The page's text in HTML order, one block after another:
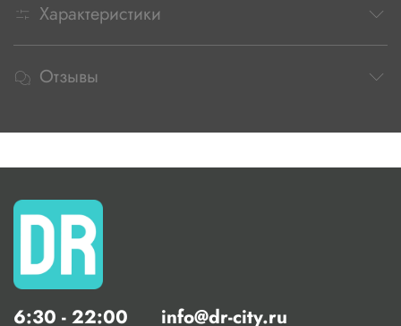
Характеристики
Отзывы
6:30 - 22:00 info@dr-city.ru